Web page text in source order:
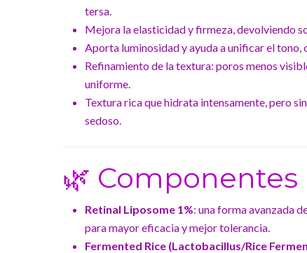
tersa.
Mejora la elasticidad y firmeza, devolviendo
Aporta luminosidad y ayuda a unificar el tono,
Refinamiento de la textura: poros menos
uniforme.
Textura rica que hidrata intensamente, pero
sedoso.
🌿
Retinal Liposome 1%: una forma avanzada
para mayor eficacia y mejor tolerancia.
Fermented Rice (Lactobacillus/Rice